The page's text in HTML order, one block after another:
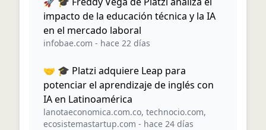
impacto de la educación técnica y la IA
en el mercado laboral
infobae.com - hace 22 días
🤝 🎓 Platzi adquiere Leap para
potenciar el aprendizaje de inglés con
IA en Latinoamérica
lanotaeconomica.com.co, technocio.com,
ecosistemastartup.com - hace 24 días